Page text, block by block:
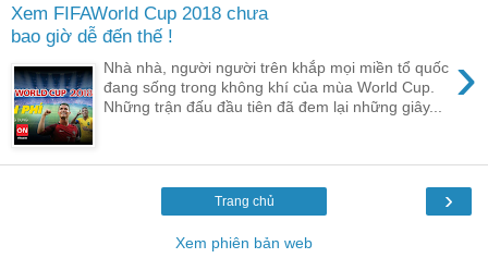
Xem FIFAWorld Cup 2018 chưa
bao giờ dễ đến thế !
›
Nhà nhà, người người trên khắp mọi miền tổ quốc
đang sống trong không khí của mùa World Cup.
Những trận đấu đầu tiên đã đem lại những giây...
›
Trang chủ
Xem phiên bản web